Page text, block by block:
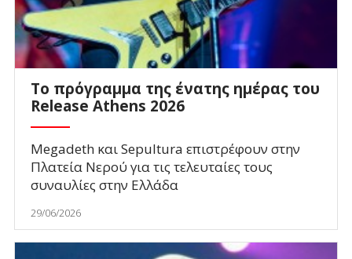
To πρόγραμμα της ένατης ημέρας του
Release Athens 2026
Megadeth και Sepultura επιστρέφουν στην
Πλατεία Νερού για τις τελευταίες τους
συναυλίες στην Ελλάδα
29/06/2026